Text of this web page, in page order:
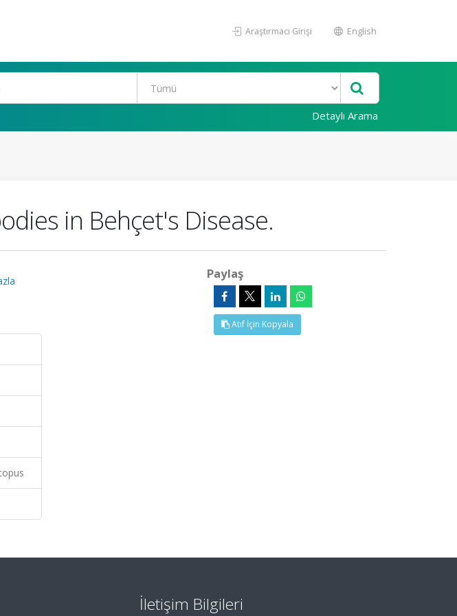
Araştırmacı Girişi English
Detaylı Arama
in Behçet's Disease.
Paylaş
Atıf İçin Kopyala
İletişim Bilgileri